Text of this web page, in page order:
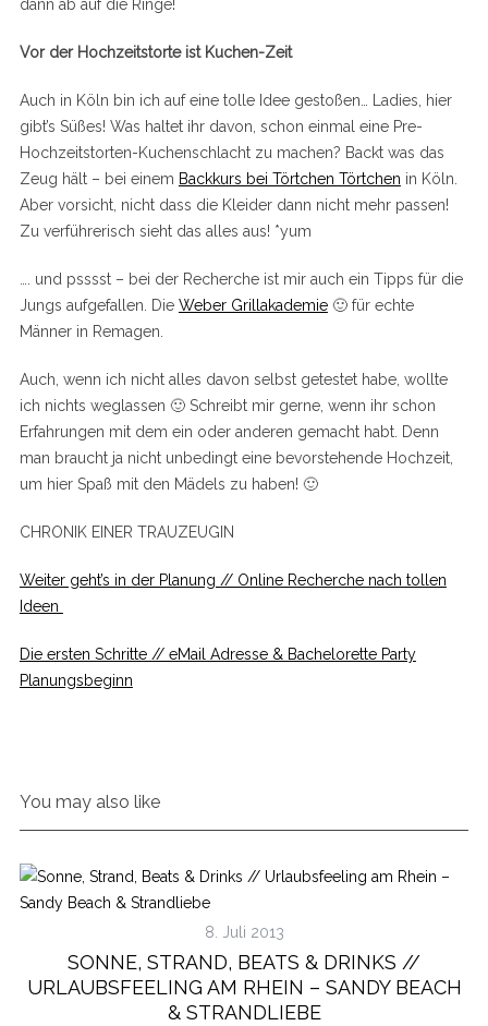
dann ab auf die Ringe!
Vor der Hochzeitstorte ist Kuchen-Zeit
Auch in Köln bin ich auf eine tolle Idee gestoßen… Ladies, hier
gibt’s Süßes! Was haltet ihr davon, schon einmal eine Pre-
Hochzeitstorten-Kuchenschlacht zu machen? Backt was das
Zeug hält – bei einem Backkurs bei Törtchen Törtchen in Köln.
Aber vorsicht, nicht dass die Kleider dann nicht mehr passen!
Zu verführerisch sieht das alles aus! *yum
…. und psssst – bei der Recherche ist mir auch ein Tipps für die
Jungs aufgefallen. Die Weber Grillakademie🙂 für echte
Männer in Remagen.
Auch, wenn ich nicht alles davon selbst getestet habe, wollte
ich nichts weglassen 🙂 Schreibt mir gerne, wenn ihr schon
Erfahrungen mit dem ein oder anderen gemacht habt. Denn
man braucht ja nicht unbedingt eine bevorstehende Hochzeit,
um hier Spaß mit den Mädels zu haben! 🙂
CHRONIK EINER TRAUZEUGIN
Weiter geht’s in der Planung // Online Recherche nach tollen
Ideen
Die ersten Schritte // eMail Adresse & Bachelorette Party
Planungsbeginn
You may also like
8. Juli 2013
SONNE, STRAND, BEATS & DRINKS //
URLAUBSFEELING AM RHEIN – SANDY BEACH
& STRANDLIEBE